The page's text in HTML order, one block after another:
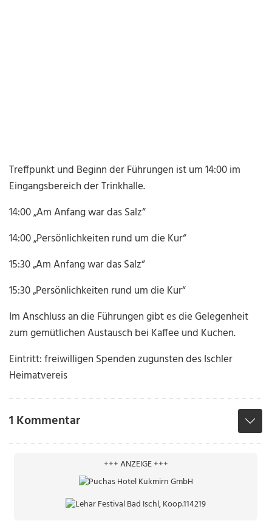
Treffpunkt und Beginn der Führungen ist um 14:00 im
Eingangsbereich der Trinkhalle.
14:00 „Am Anfang war das Salz“
14:00 „Persönlichkeiten rund um die Kur“
15:30 „Am Anfang war das Salz“
15:30 „Persönlichkeiten rund um die Kur“
Im Anschluss an die Führungen gibt es die Gelegenheit
zum gemütlichen Austausch bei Kaffee und Kuchen.
Eintritt: freiwilligen Spenden zugunsten des Ischler
Heimatvereis
1 Kommentar
+++ ANZEIGE +++